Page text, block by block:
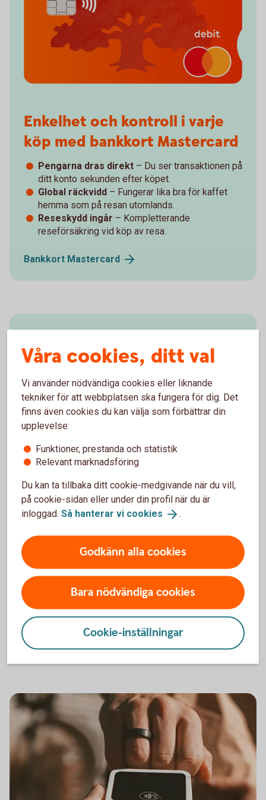
Enkelhet och kontroll i varje
köp med bankkort Mastercard
Pengarna dras direkt – Du ser transaktionen på
ditt konto sekunden efter köpet.
Global räckvidd – Fungerar lika bra för kaffet
hemma som på resan utomlands.
Reseskydd ingår – Kompletterande
reseförsäkring vid köp av resa.
Bankkort Mastercard
Shoppa med ett klick
Anslut ditt bankkort
Mastercard till
Click
ett
snabbareochsäkrare
sätt att betala online utan
att behöva knappa in
kortuppgifter och lösenord
Anslut till Click to Pay iappen
Våra cookies, ditt val
Vi använder nödvändiga cookies eller liknande
tekniker för att webbplatsen ska fungera för dig. Det
finns även cookies du kan välja som förbättrar din
upplevelse:
Funktioner, prestanda och statistik
Relevant marknadsföring
Du kan ta tillbaka ditt cookie-medgivande när du vill,
på cookie-sidan eller under din profil när du är
inloggad. Så hanterar vi cookies .
Godkänn alla cookies
Bara nödvändiga cookies
Cookie-inställningar